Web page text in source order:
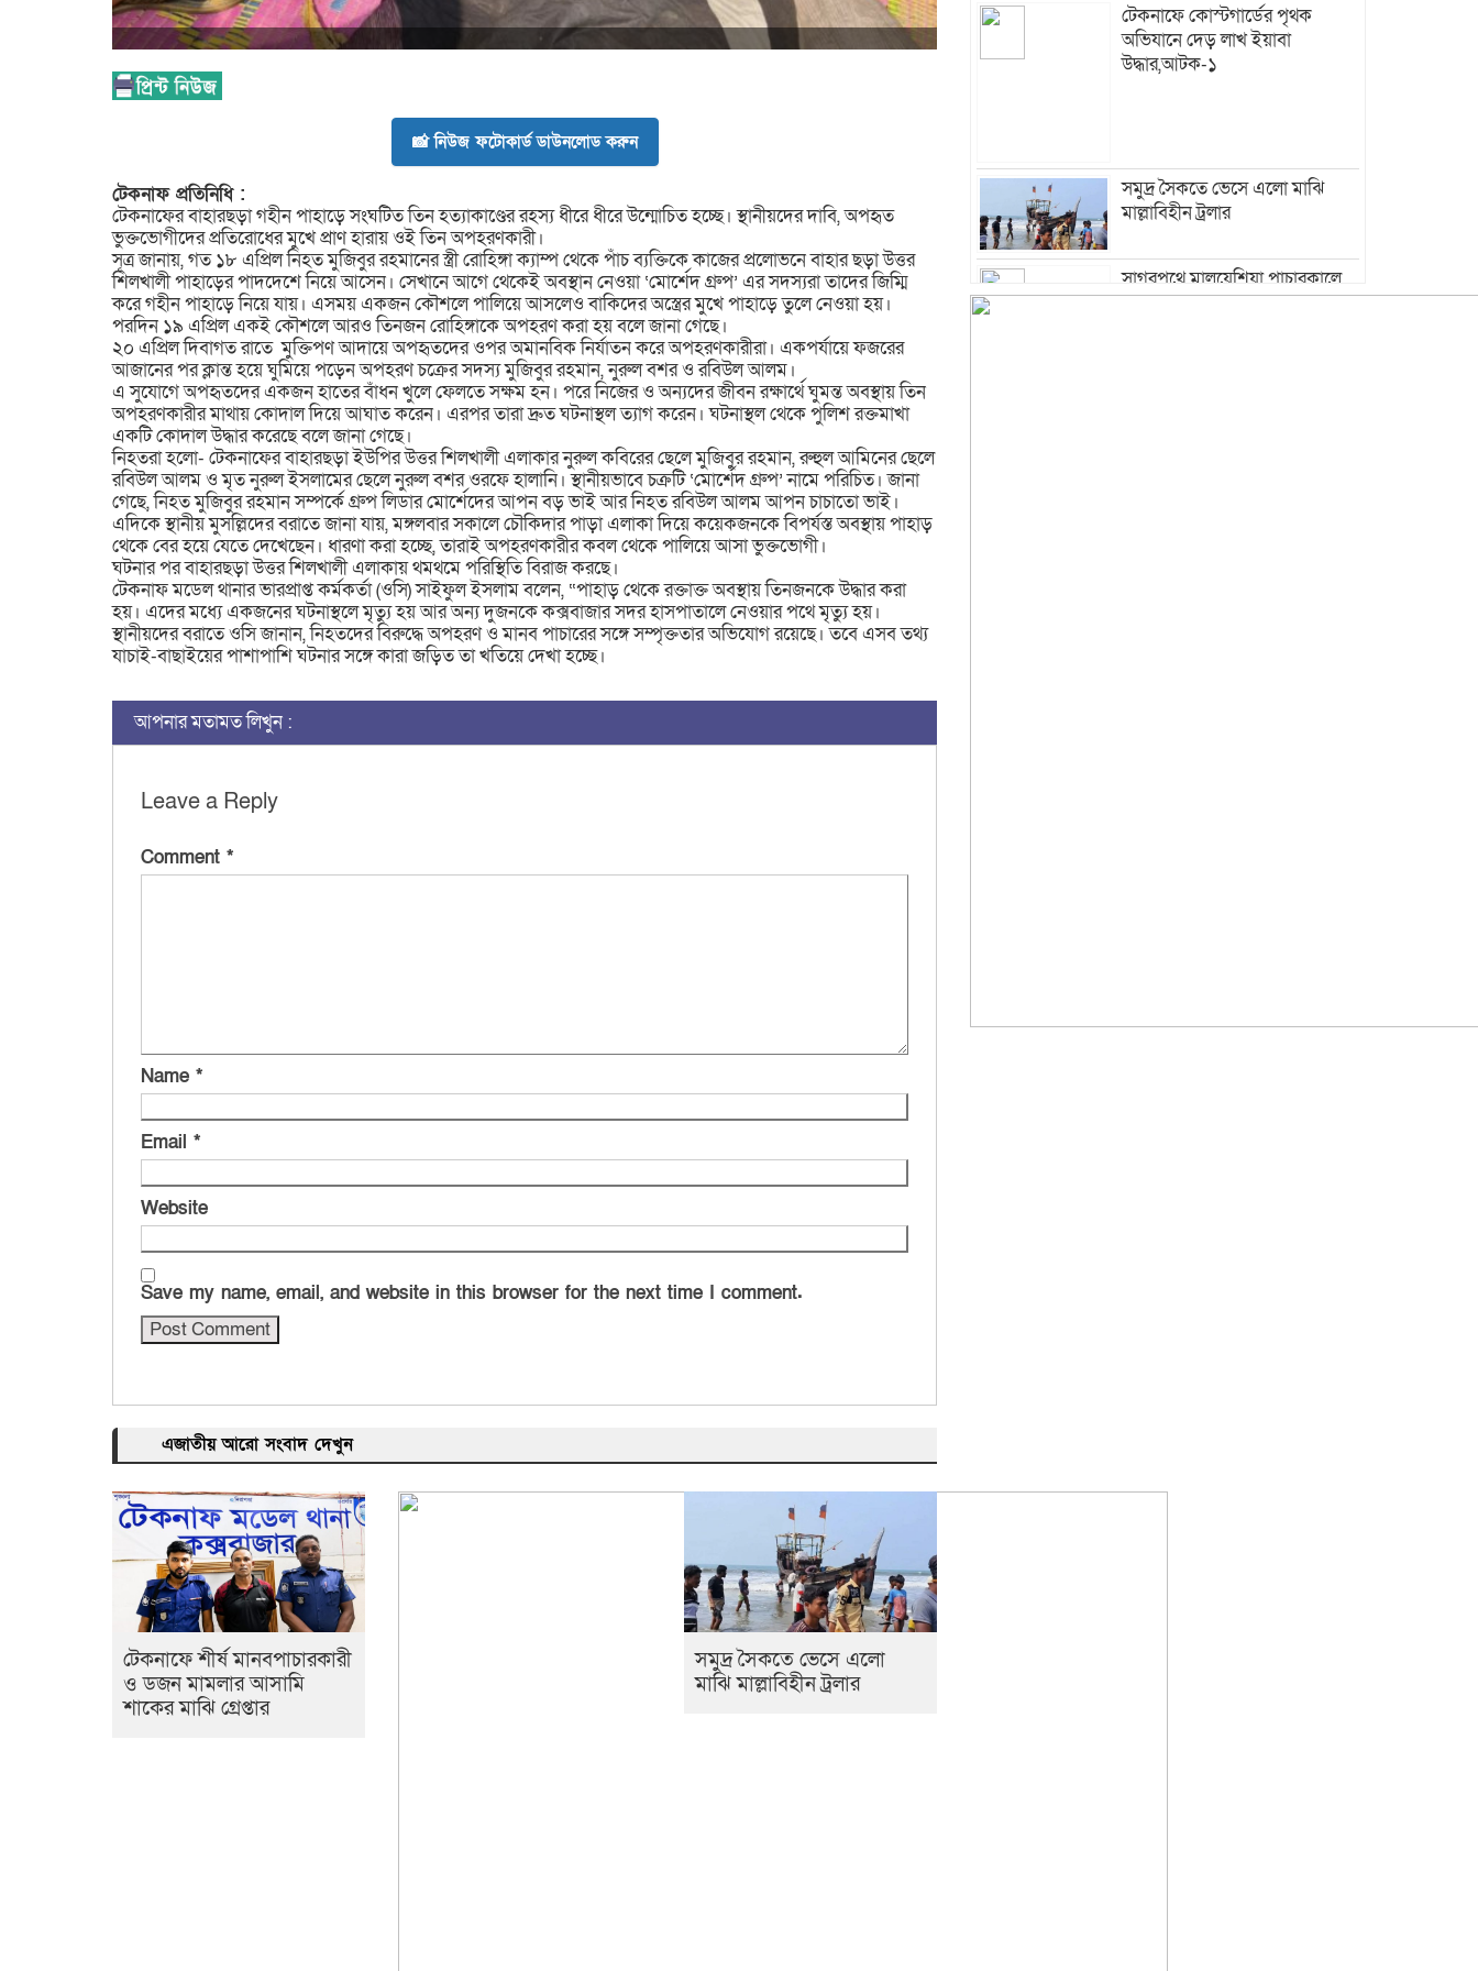
📸 নিউজ ফটোকার্ড ডাউনলোড করুন
টেকনাফ প্রতিনিধি :
টেকনাফের বাহারছড়া গহীন পাহাড়ে সংঘটিত তিন হত্যাকাণ্ডের রহস্য ধীরে ধীরে উন্মোচিত হচ্ছে। স্থানীয়দের দাবি, অপহৃত
ভুক্তভোগীদের প্রতিরোধের মুখে প্রাণ হারায় ওই তিন অপহরণকারী।
সূত্র জানায়, গত ১৮ এপ্রিল নিহত মুজিবুর রহমানের স্ত্রী রোহিঙ্গা ক্যাম্প থেকে পাঁচ ব্যক্তিকে কাজের প্রলোভনে বাহার ছড়া উত্তর
শিলখালী পাহাড়ের পাদদেশে নিয়ে আসেন। সেখানে আগে থেকেই অবস্থান নেওয়া ‘মোর্শেদ গ্রুপ’ এর সদস্যরা তাদের জিম্মি
করে গহীন পাহাড়ে নিয়ে যায়। এসময় একজন কৌশলে পালিয়ে আসলেও বাকিদের অস্ত্রের মুখে পাহাড়ে তুলে নেওয়া হয়।
পরদিন ১৯ এপ্রিল একই কৌশলে আরও তিনজন রোহিঙ্গাকে অপহরণ করা হয় বলে জানা গেছে।
২০ এপ্রিল দিবাগত রাতে মুক্তিপণ আদায়ে অপহৃতদের ওপর অমানবিক নির্যাতন করে অপহরণকারীরা। একপর্যায়ে ফজরের
আজানের পর ক্লান্ত হয়ে ঘুমিয়ে পড়েন অপহরণ চক্রের সদস্য মুজিবুর রহমান, নুরুল বশর ও রবিউল আলম।
এ সুযোগে অপহৃতদের একজন হাতের বাঁধন খুলে ফেলতে সক্ষম হন। পরে নিজের ও অন্যদের জীবন রক্ষার্থে ঘুমন্ত অবস্থায় তিন
অপহরণকারীর মাথায় কোদাল দিয়ে আঘাত করেন। এরপর তারা দ্রুত ঘটনাস্থল ত্যাগ করেন। ঘটনাস্থল থেকে পুলিশ রক্তমাখা
একটি কোদাল উদ্ধার করেছে বলে জানা গেছে।
নিহতরা হলো- টেকনাফের বাহারছড়া ইউপির উত্তর শিলখালী এলাকার নুরুল কবিরের ছেলে মুজিবুর রহমান, রুহুল আমিনের ছেলে
রবিউল আলম ও মৃত নুরুল ইসলামের ছেলে নুরুল বশর ওরফে হালানি। স্থানীয়ভাবে চক্রটি ‘মোর্শেদ গ্রুপ’ নামে পরিচিত। জানা
গেছে, নিহত মুজিবুর রহমান সম্পর্কে গ্রুপ লিডার মোর্শেদের আপন বড় ভাই আর নিহত রবিউল আলম আপন চাচাতো ভাই।
এদিকে স্থানীয় মুসল্লিদের বরাতে জানা যায়, মঙ্গলবার সকালে চৌকিদার পাড়া এলাকা দিয়ে কয়েকজনকে বিপর্যস্ত অবস্থায় পাহাড়
থেকে বের হয়ে যেতে দেখেছেন। ধারণা করা হচ্ছে, তারাই অপহরণকারীর কবল থেকে পালিয়ে আসা ভুক্তভোগী।
ঘটনার পর বাহারছড়া উত্তর শিলখালী এলাকায় থমথমে পরিস্থিতি বিরাজ করছে।
টেকনাফ মডেল থানার ভারপ্রাপ্ত কর্মকর্তা (ওসি) সাইফুল ইসলাম বলেন, “পাহাড় থেকে রক্তাক্ত অবস্থায় তিনজনকে উদ্ধার করা
হয়। এদের মধ্যে একজনের ঘটনাস্থলে মৃত্যু হয় আর অন্য দুজনকে কক্সবাজার সদর হাসপাতালে নেওয়ার পথে মৃত্যু হয়।
স্থানীয়দের বরাতে ওসি জানান, নিহতদের বিরুদ্ধে অপহরণ ও মানব পাচারের সঙ্গে সম্পৃক্ততার অভিযোগ রয়েছে। তবে এসব তথ্য
যাচাই-বাছাইয়ের পাশাপাশি ঘটনার সঙ্গে কারা জড়িত তা খতিয়ে দেখা হচ্ছে।
আপনার মতামত লিখুন :
Leave a Reply
Comment *
Name *
Email *
Website
Save my name, email, and website in this browser for the next time I comment.
এজাতীয় আরো সংবাদ দেখুন
টেকনাফে শীর্ষ মানবপাচারকারী
ও ডজন মামলার আসামি
শাকের মাঝি গ্রেপ্তার
সমুদ্র সৈকতে ভেসে এলো
মাঝি মাল্লাবিহীন ট্রলার
টেকনাফে কোস্টগার্ডের পৃথক
অভিযানে দেড় লাখ ইয়াবা
উদ্ধার,আটক-১
সমুদ্র সৈকতে ভেসে এলো মাঝি
মাল্লাবিহীন ট্রলার
সাগরপথে মালয়েশিয়া পাচারকালে
৫৫ জন উদ্ধার, ৫ মানব পাচারকারী
আওয়ামী সন্ত্রাসীরা,টেকনাফে স্মরণ